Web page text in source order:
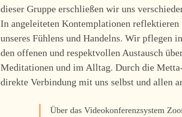
dieser Gruppe erschließen wir uns
In angeleiteten Kontemplationen
unseres Fühlens und Handelns. Wir pflegen
den offenen und respektvollen Austausch
Meditationen und im Alltag. Durch die
direkte Verbindung mit uns selbst und allen
Über das Videokonferenzsystem